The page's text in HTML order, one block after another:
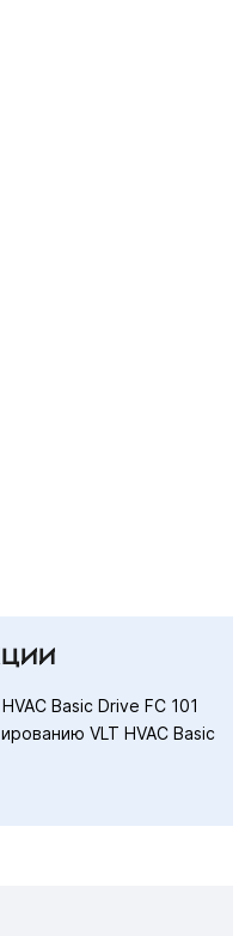
Basic Drive FC 101
VLT HVAC Basic